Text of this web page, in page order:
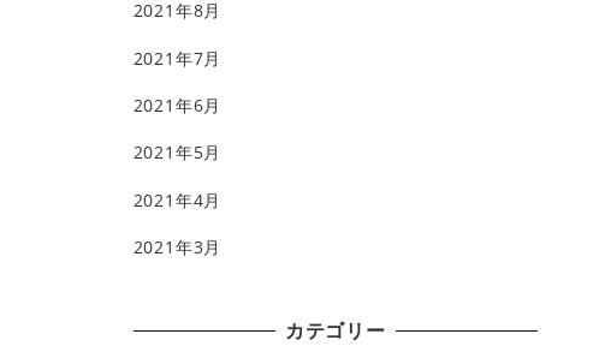
2021年8月
2021年7月
2021年6月
2021年5月
2021年4月
2021年3月
カテゴリー